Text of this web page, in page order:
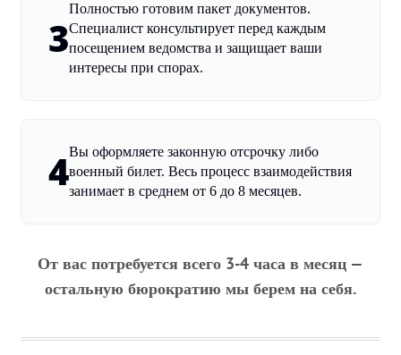
3
Полностью готовим пакет документов.
Специалист консультирует перед каждым
посещением ведомства и защищает ваши
интересы при спорах.
4Вы оформляете законную отсрочку либо
военный билет. Весь процесс взаимодействия
занимает в среднем от 6 до 8 месяцев.
От вас потребуется всего 3-4 часа в месяц —
остальную бюрократию мы берем на себя.